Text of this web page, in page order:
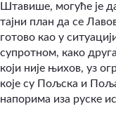
Штавише, могуће је
тајни план да се
готово као у
супротном, како
који није њихов, уз
које су Пољска и
напорима иза руске